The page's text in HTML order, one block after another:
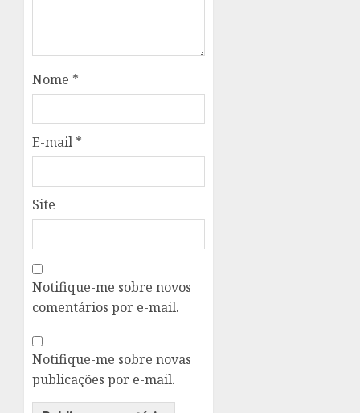
Nome *
E-mail *
Site
Notifique-me sobre novos
comentários por e-mail.
Notifique-me sobre novas
publicações por e-mail.